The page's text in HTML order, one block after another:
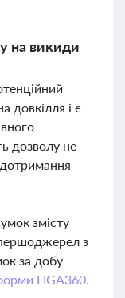
на викиди
довкілля і є
дозволу не
змісту
з
за добу
LIGA360.